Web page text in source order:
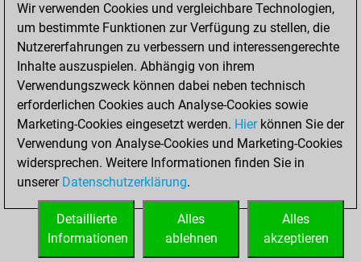
Bauernopfer
0
Matt auf vollem Brett
0
Bauer setzt Matt
Erstickte Matts
Unterverwandlungen
0
Türme auf der siebten
0
STARTSEITE
Wir verwenden Cookies und vergleichbare Technologien,
um bestimmte Funktionen zur Verfügung zu stellen, die
Nutzererfahrungen zu verbessern und interessengerechte
Inhalte auszuspielen. Abhängig von ihrem
Verwendungszweck können dabei neben technisch
erforderlichen Cookies auch Analyse-Cookies sowie
Marketing-Cookies eingesetzt werden. Hierkönnen Sie der
Verwendung von Analyse-Cookies und Marketing-Cookies
widersprechen. Weitere Informationen finden Sie in
unserer Datenschutzerklärung.
Alles
akzeptieren
Alles
ablehnen
Detaillierte
Informationen